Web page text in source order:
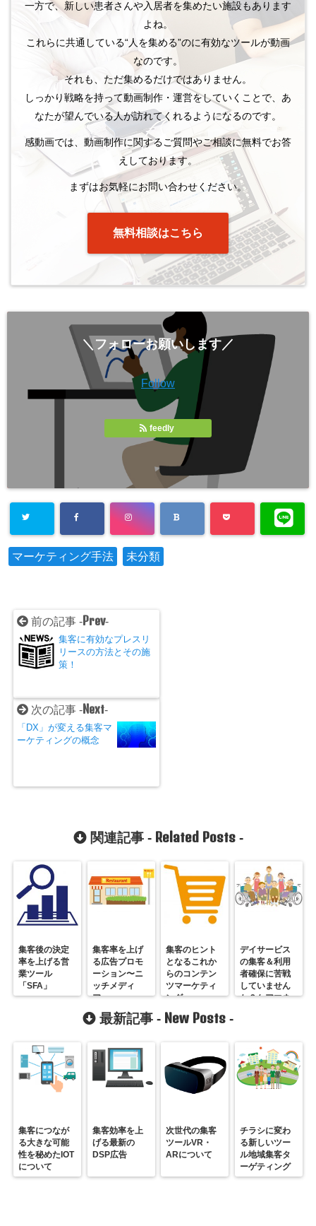
一方で、新しい患者さんや入居者を集めたい施設もあります
よね。
これらに共通している“人を集める”のに有効なツールが動画
なのです。
それも、ただ集めるだけではありません。
しっかり戦略を持って動画制作・運営をしていくことで、あ
なたが望んでいる人が訪れてくれるようになるのです。
感動画では、動画制作に関するご質問やご相談に無料でお答
えしております。
まずはお気軽にお問い合わせください。
無料相談はこちら
＼フォローお願いします／
Follow
feedly
マーケティング手法 未分類
前の記事 - Prev-
集客に有効なプレスリ
リースの方法とその施
策！
次の記事 - Next-
「DX」が変える集客マ
ーケティングの概念
関連記事 - Related Posts-
集客後の決定
率を上げる営
業ツール
「SFA」
集客率を上げ
る広告プロモ
ーション〜ニ
ッチメディ
ア〜
集客のヒント
となるこれか
らのコンテン
ツマーケティ
ング
デイサービス
の集客＆利用
者確保に苦戦
していません
か？ケアマネ
最新記事 - New Posts -
集客につなが
る大きな可能
性を秘めたIOT
について
集客効率を上
げる最新の
DSP広告
次世代の集客
ツールVR・
ARについて
チラシに変わ
る新しいツー
ル地域集客タ
ーゲティング